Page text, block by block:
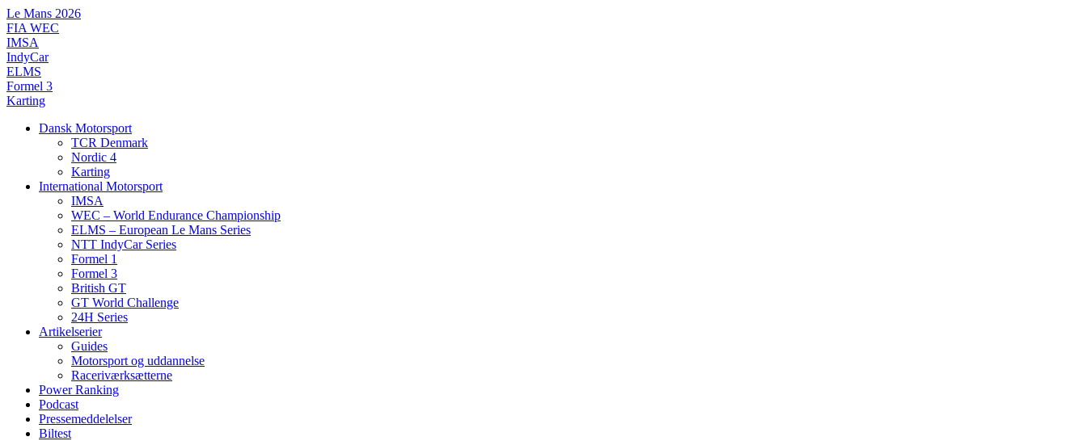
Videre
til
indhold
Le Mans 2026
FIA WEC
IMSA
IndyCar
ELMS
Formel 3
Karting
Dansk Motorsport
TCR Denmark
Nordic 4
Karting
International Motorsport
IMSA
WEC – World Endurance Championship
ELMS – European Le Mans Series
NTT IndyCar Series
Formel 1
Formel 3
British GT
GT World Challenge
24H Series
Artikelserier
Guides
Motorsport og uddannelse
Raceriværksætterne
Power Ranking
Podcast
Pressemeddelelser
Biltest